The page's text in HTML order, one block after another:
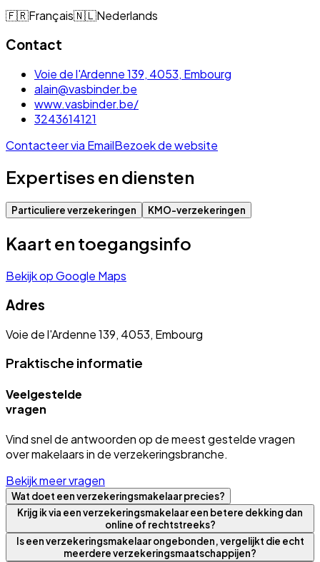
🇫🇷Français🇳🇱Nederlands
Contact
Voie de l'Ardenne 139, 4053, Embourg
alain@vasbinder.be
www.vasbinder.be/
3243614121
Contacteer via EmailBezoek de website
Expertises en diensten
Particuliere verzekeringen KMO-verzekeringen
Kaart en toegangsinfo
Bekijk op Google Maps
Adres
Voie de l'Ardenne 139, 4053, Embourg
Praktische informatie
Veelgestelde
vragen
Vind snel de antwoorden op de meest gestelde vragen
over makelaars in de verzekeringsbranche.
Bekijk meer vragen
Wat doet een verzekeringsmakelaar precies?
Krijg ik via een verzekeringsmakelaar een betere dekking dan
online of rechtstreeks?
Is een verzekeringsmakelaar ongebonden, vergelijkt die echt
meerdere verzekeringsmaatschappijen?